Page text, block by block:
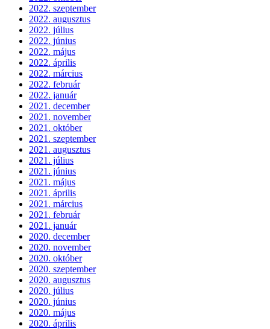
2022. szeptember
2022. augusztus
2022. július
2022. június
2022. május
2022. április
2022. március
2022. február
2022. január
2021. december
2021. november
2021. október
2021. szeptember
2021. augusztus
2021. július
2021. június
2021. május
2021. április
2021. március
2021. február
2021. január
2020. december
2020. november
2020. október
2020. szeptember
2020. augusztus
2020. július
2020. június
2020. május
2020. április